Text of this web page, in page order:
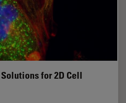
for 2D Cell